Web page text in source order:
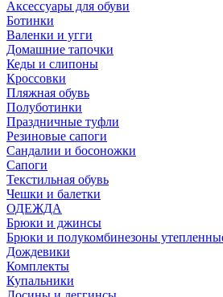
Аксессуары для обуви
Ботинки
Валенки и угги
Домашние тапочки
Кеды и слипоны
Кроссовки
Пляжная обувь
Полуботинки
Праздничные туфли
Резиновые сапоги
Сандалии и босоножки
Сапоги
Текстильная обувь
Чешки и балетки
ОДЕЖДА
Брюки и джинсы
Брюки и полукомбинезоны
Дождевики
Комплекты
Купальники